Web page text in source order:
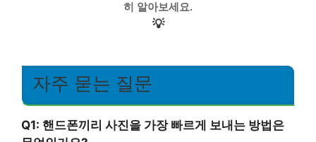
히 알아보세요.
💡
자주 묻는 질문
Q1: 핸드폰끼리 사진을 가장 빠르게 보내는 방법은